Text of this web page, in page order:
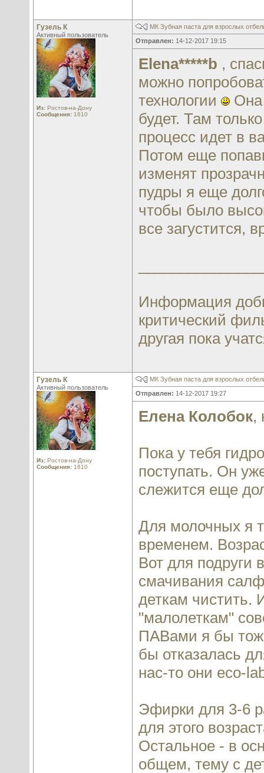
Гузель К
Активный пользователь
Из: Ростов-на-Дону
Сообщения: 1610
МК Зубная паста для взрослых
Отправлен: 14-12-2017 19:15
Elena*****b ,
можно
технологии
Она
будет. Там
процесс идет в
Потом еще
изменят
пудры я еще
чтобы было
все загустится,
Информация
критический
другая пока
Гузель К
Активный пользователь
Из: Ростов-на-Дону
Сообщения: 1610
МК Зубная паста для взрослых
Отправлен: 14-12-2017 19:27
Елена Колобок,
Пока у тебя
поступать. Он
слежится еще
Для молочных я
временем.
Вот для подруги
смачивания
деткам чистить.
"малолеткам"
ПАВами я бы
бы отказалась
нас-то они eco-
Эфирки для 3-6
для этого
Остальное - в
общем, тему с